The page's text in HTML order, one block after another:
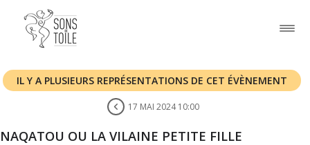
IL Y A PLUSIEURS REPRÉSENTATIONS DE CET ÉVÈNEMENT
17 MAI 2024 10:00
NAQATOU OU LA VILAINE PETITE FILLE